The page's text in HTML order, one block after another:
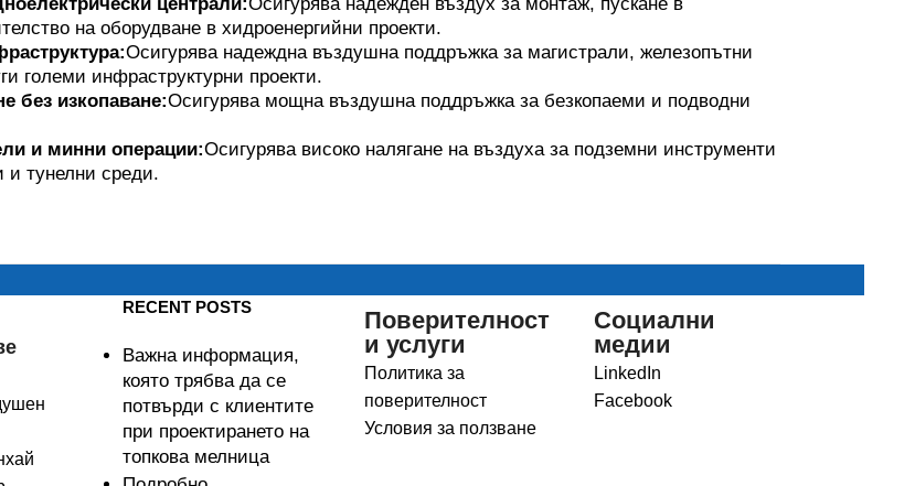
на оборудване в хидроенергийни проекти.
Осигурява надеждна въздушна поддръжка за магистрали, железопътни
големи инфраструктурни проекти.
без изкопаване:Осигурява мощна въздушна поддръжка за безкопаеми и подводни
и минни операции:Осигурява високо налягане на въздуха за подземни инструменти
и тунелни среди.
RECENT POSTS
Важна информация,
която трябва да се
потвърди с клиентите
при проектирането на
топкова мелница
Поверителност
и услуги
Политика за
поверителност
Условия за ползване
Социални
медии
LinkedIn
Facebook